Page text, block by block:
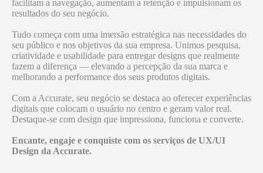
facilitam a navegação, aumentam a retenção e impulsionam os
resultados do seu negócio.
Tudo começa com uma imersão estratégica nas necessidades do
seu público e nos objetivos da sua empresa. Unimos pesquisa,
criatividade e usabilidade para entregar designs que realmente
fazem a diferença — elevando a percepção da sua marca e
melhorando a performance dos seus produtos digitais.
Com a Accurate, seu negócio se destaca ao oferecer experiências
digitais que colocam o usuário no centro e geram valor real.
Destaque-se com design que impressiona, funciona e converte.
Encante, engaje e conquiste com os serviços de UX/UI
Design da Accurate.